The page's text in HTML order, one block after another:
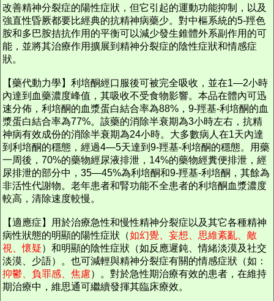
改善精神分裂症的陽性症狀，但它引起的運動功能抑制，以及
強直性昏厥都要比經典的抗精神病藥少。對中樞系統的5-羥色
胺和多巴胺拮抗作用的平衡可以減少發生錐體外系副作用的可
能，並將其治療作用擴展到精神分裂症的陰性症狀和情感症
狀。
【藥代動力學】利培酮經口服後可被完全吸收，並在1—2小時
內達到血藥濃度峰值，其吸收不受食物影響。本品在體內可迅
速分佈，利培酮的血漿蛋白結合率為88%，9-羥基-利培酮的血
漿蛋白結合率為77%。該藥的消除半衰期為3小時左右，抗精
神病有效成份的消除半衰期為24小時。大多數病人在1天內達
到利培酮的穩態，經過4—5天達到9-羥基-利培酮的穩態。用藥
一周後，70%的藥物經尿液排泄，14%的藥物經糞便排泄，經
尿排泄的部分中，35—45%為利培酮和9-羥基-利培酮，其餘為
非活性代謝物。老年患者和腎功能不全患者的利培酮血漿濃度
較高，清除速度較慢。
【適應症】用於治療急性和慢性精神分裂症以及其它各種精神
病性狀態的明顯的陽性症狀（如幻覺、妄想、思維紊亂、敵
視、懷疑）和明顯的陰性症狀（如反應遲鈍、情緒淡漠及社交
淡漠、少語）。也可減輕與精神分裂症有關的情感症狀（如：
抑鬱、負罪感、焦慮）。對於急性期治療有效的患者，在維持
期治療中，維思通可繼續發揮其臨床療效。